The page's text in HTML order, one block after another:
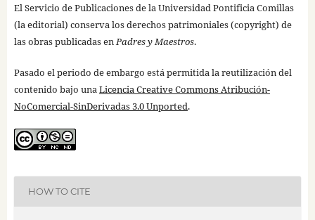
El Servicio de Publicaciones de la Universidad Pontificia Comillas
(la editorial) conserva los derechos patrimoniales (copyright) de
las obras publicadas enPadres y Maestros.
Pasado el periodo de embargo está permitida la reutilización del
contenido bajo unaLicencia Creative Commons Atribución-
NoComercial-SinDerivadas 3.0 Unported.
HOW TO CITE